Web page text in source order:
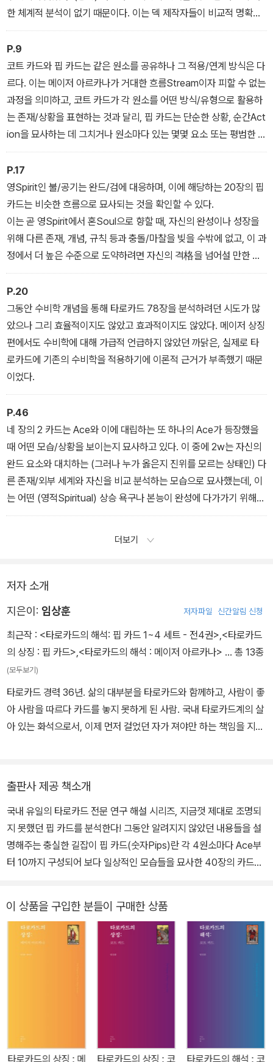
한 체계적 분석이 없기 때문이다. 이는 덱 제작자들이 비교적 명확히
의미를 설명한 메이저 아르카나와 달리, 각자의 주제와 맞는 일상 풍
경과 상황을 균형 있게 배정하고 설득력을 갖추도록 배정하기 어렵다
는 점도 한몫한다.
P.9
코트 카드와 핍 카드는 같은 원소를 공유하나 그 적용/연계 방식은 다
르다. 이는 메이저 아르카나가 거대한 흐름Stream이자 피할 수 없는
과정을 의미하고, 코트 카드가 각 원소를 어떤 방식/유형으로 활용하
는 존재/상황을 표현하는 것과 달리, 핍 카드는 단순한 상황, 순간Act
ion을 묘사하는 데 그치거나 원소마다 있는 몇몇 요소 또는 평범한 일
상의 내용을 다루는 것에 국한하기 때문이다.
P.17
영Spirit인 불/공기는 완드/검에 대응하며, 이에 해당하는 20장의 핍
카드는 비슷한 흐름으로 묘사되는 것을 확인할 수 있다.
이는 곧 영Spirit에서 혼Soul으로 향할 때, 자신의 완성이나 성장을
위해 다른 존재, 개념, 규칙 등과 충돌/마찰을 빚을 수밖에 없고, 이 과
정에서 더 높은 수준으로 도약하려면 자신의 격格을 넘어설 만한 결
과물/업적을 달성해야 자신의 방식/의지가 옳다는 것을 증명할 수 있
기 때문이다. 반대로 이를 달성하지 못하는 한 자신의 방식이 틀렸을
수 있다는 것을 인정하지 못하며 오만하거나 고집 또는 집착을 버리
지 못한 채 원하는 바를 달성하지 못하고 서서히 소멸하거나 하위 개
념으로 추락하는 경향이 있다.
P.20
그동안 수비학 개념을 통해 타로카드 78장을 분석하려던 시도가 많
았으나 그리 효율적이지도 않았고 효과적이지도 않았다. 메이저 상징
편에서도 수비학에 대해 가급적 언급하지 않았던 까닭은, 실제로 타
로카드에 기존의 수비학을 적용하기에 이론적 근거가 부족했기 때문
이었다.
P.46
네 장의 2 카드는 Ace와 이에 대립하는 또 하나의 Ace가 등장했을
때 어떤 모습/상황을 보이는지 묘사하고 있다. 이 중에 2w는 자신의
완드 요소와 대치하는 (그러나 누가 옳은지 진위를 모르는 상태인) 다
른 존재/외부 세계와 자신을 비교 분석하는 모습으로 묘사했는데, 이
는 어떤 (영적Spiritual) 상승 욕구나 본능이 완성에 다가가기 위해
가장 먼저 취하는 행동이기 때문이다.
더보기
저자 소개
지은이: 임상훈 저자파일 신간알림 신청
최근작 : <타로카드의 해석: 핍 카드 1~4 세트 - 전4권> <타로카드
의 상징 : 핍 카드> <타로카드의 해석 : 메이저 아르카나> … 총 13종
(모두보기)
타로카드 경력 36년. 삶의 대부분을 타로카드와 함께하고, 사람이 좋
아 사람을 따르다 카드를 놓지 못하게 된 사람. 국내 타로카드계의 살
아 있는 화석으로서, 이제 먼저 걸었던 자가 져야만 하는 책임을 지고
출판사 제공 책소개
국내 유일의 타로카드 전문 연구 해설 시리즈, 지금껏 제대로 조명되
지 못했던 핍 카드를 분석한다! 그동안 알려지지 않았던 내용들을 설
명해주는 충실한 길잡이 핍 카드(숫자Pips)란 각 4원소마다 Ace부
터 10까지 구성되어 보다 일상적인 모습들을 묘사한 40장의 카드를
하고 세밀한 접근을 해야 할 필요가 있다. 그럼에도 불구하고 국내에
타로카드가 유입된 지 30여 년이 넘었지만 지금까지 유입, 유통된 수
많은 타로카드와 관련 서적 안에서도 핍 카드는 제대로 된 조명을 받
히 연구해온 저자 임상훈이, 핍 카드에 묘사된 그림들의 원형들을 최
이 상품을 구입한 분들이 구매한 상품
타로카드의 상징 : 메 타로카드의 상징 : 코 타로카드의 해석 : 코